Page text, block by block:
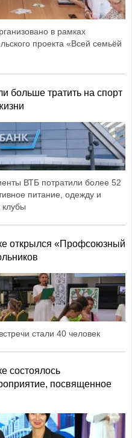
в рамках
проекта «Всей семьёй
больше тратить на спорт
ВТБ потратили более 52
питание, одежду и
открылся «Профсоюзный
стали 40 человек
состоялось
посвященное